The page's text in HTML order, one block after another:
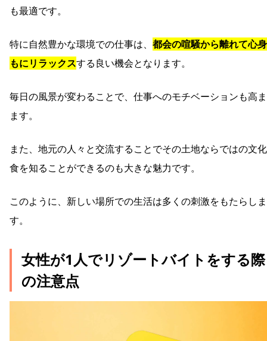
も最適です。
特に自然豊かな環境での仕事は、 都会の喧騒から離れて心
もにリラックスする良い機会となります。
毎日の風景が変わることで、仕事へのモチベーションも高
ます。
また、地元の人々と交流することでその土地ならではの文
食を知ることができるのも大きな魅力です。
このように、新しい場所での生活は多くの刺激をもたらしま
す。
女性が1人でリゾートバイトをする際
の注意点